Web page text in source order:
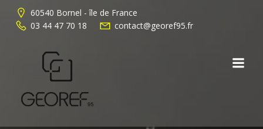
au
contenu
60540 Bornel - île de France
03 44 47 70 18
contact@georef95.fr